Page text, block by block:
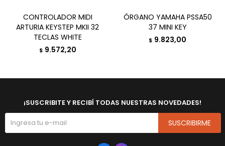
CONTROLADOR MIDI
ARTURIA KEYSTEP MKII 32
TECLAS WHITE
$ 9.572,20
ÓRGANO YAMAHA PSSA50
37 MINI KEY
$ 9.823,00
¡SUSCRIBITE Y RECIBÍ TODAS NUESTRAS NOVEDADES!
SUSCRIBIRME